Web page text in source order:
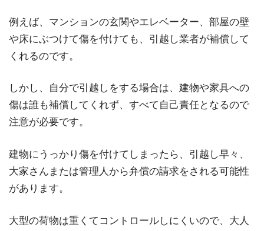
例えば、マンションの玄関やエレベーター、部屋の壁
や床にぶつけて傷を付けても、引越し業者が補償して
くれるのです。
しかし、自分で引越しをする場合は、建物や家具への
傷は誰も補償してくれず、すべて自己責任となるので
注意が必要です。
建物にうっかり傷を付けてしまったら、引越し早々、
大家さんまたは管理人から弁償の請求をされる可能性
があります。
大型の荷物は重くてコントロールしにくいので、大人